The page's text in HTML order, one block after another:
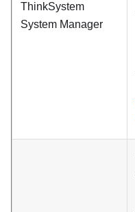
ThinkSystem
System Manager